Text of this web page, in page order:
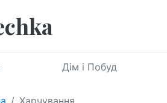
Дім і Побуд
Харчування